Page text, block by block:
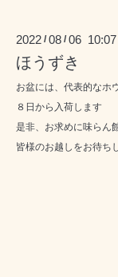
2022 /08 /06 10:07
ほうずき
お盆には、代表的なホ
８日から入荷します
是非、お求めに味らん
皆様のお越しをお待ち